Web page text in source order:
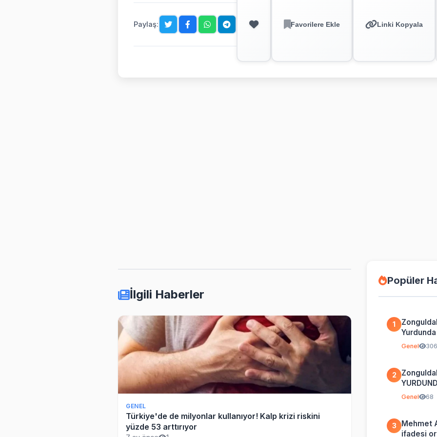
Paylaş: Favorilere Ekle Linki Kopyala
İlgili Haberler
GENEL
Türkiye'de de milyonlar kullanıyor! Kalp krizi riskini
yüzde 53 arttırıyor
Popüler
1
Genel 306
2
BİLGİ
Genel 68
3
Mehmet
ifadesi